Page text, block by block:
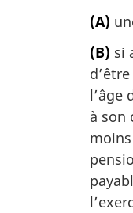
(A)
(B) si
l’âge
à son